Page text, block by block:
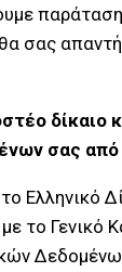
σας
δίκαιο
σας από
Ελληνικό
το Γενικό